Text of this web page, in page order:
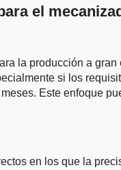
el
la producción a
si los
Este enfoque
en los que la